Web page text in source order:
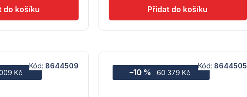
Kč
Kód: 8644509
60 379 Kč
–10 %
Kód: 8644505